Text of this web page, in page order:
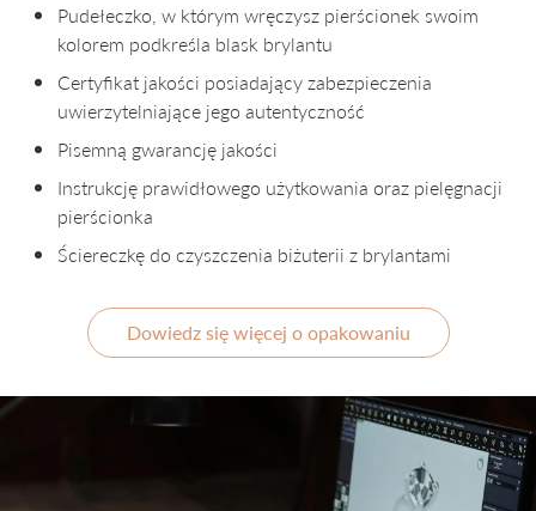
Pudełeczko, w którym wręczysz pierścionek swoim
kolorem podkreśla blask brylantu
Certyfikat jakości posiadający zabezpieczenia
uwierzytelniające jego autentyczność
Pisemną gwarancję jakości
Instrukcję prawidłowego użytkowania oraz pielęgnacji
pierścionka
Ściereczkę do czyszczenia biżuterii z brylantami
Dowiedz się więcej o opakowaniu